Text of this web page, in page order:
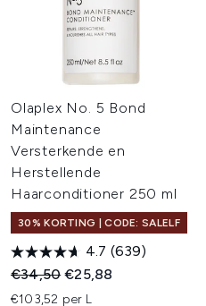
Olaplex No. 5 Bond
Maintenance
Versterkende en
Herstellende
Haarconditioner 250 ml
30% KORTING | CODE: SALELF
4.7 (639)
Recommended Retail Price:
€34,50Huidige prijs:
€25,88
€103,52 per L